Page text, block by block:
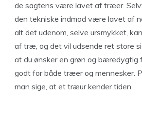
de sagtens være lavet af træer.
den tekniske indmad være lavet af
alt det udenom, selve ursmykket,
af træ, og det vil udsende ret store
at du ønsker en grøn og bæredygtig
godt for både træer og mennesker.
man sige, at et træur kender tiden.